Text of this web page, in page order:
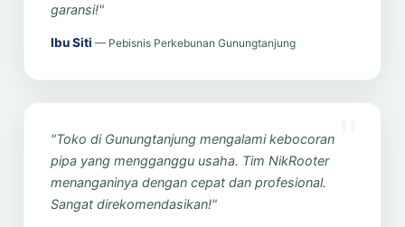
garansi!"
Ibu Siti — Pebisnis Perkebunan Gunungtanjung
"Toko di Gunungtanjung mengalami kebocoran
pipa yang mengganggu usaha. Tim NikRooter
menanganinya dengan cepat dan profesional.
Sangat direkomendasikan!"